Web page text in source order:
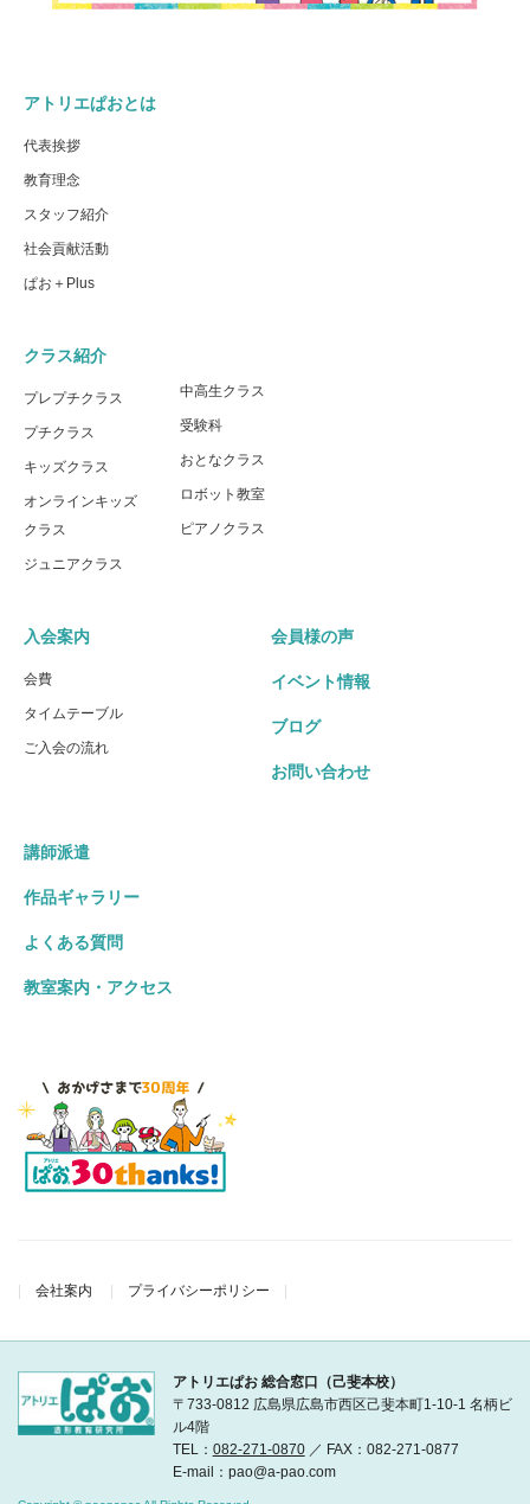
アトリエぱおとは
代表挨拶
教育理念
スタッフ紹介
社会貢献活動
ぱお＋Plus
クラス紹介
プレプチクラス
プチクラス
キッズクラス
オンラインキッズ
クラス
ジュニアクラス
中高生クラス
受験科
おとなクラス
ロボット教室
ピアノクラス
入会案内
会費
タイムテーブル
ご入会の流れ
会員様の声
イベント情報
ブログ
お問い合わせ
講師派遣
作品ギャラリー
よくある質問
教室案内・アクセス
会社案内 プライバシーポリシー
アトリエぱお 総合窓口（己斐本校）
〒733-0812 広島県広島市西区己斐本町1-10-1 名柄ビ
ル4階
TEL： 082-271-0870／ FAX：082-271-0877
E-mail：pao@a-pao.com